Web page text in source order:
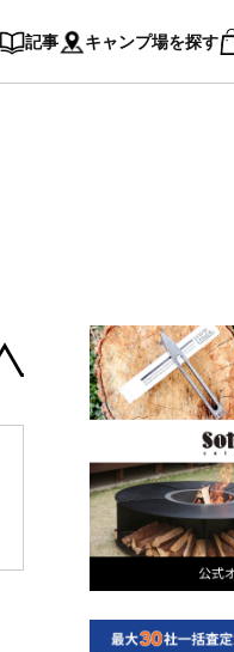
記事 キャンプ場を探す